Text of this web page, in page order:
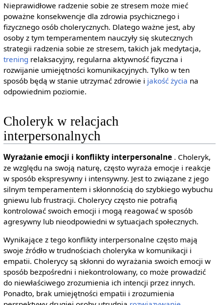
Nieprawidłowe radzenie sobie ze stresem może mieć
poważne konsekwencje dla zdrowia psychicznego i
fizycznego osób cholerycznych. Dlatego ważne jest, aby
osoby z tym temperamentem nauczyły się skutecznych
strategii radzenia sobie ze stresem, takich jak medytacja,
trening relaksacyjny, regularna aktywność fizyczna i
rozwijanie umiejętności komunikacyjnych. Tylko w ten
sposób będą w stanie utrzymać zdrowie i jakość życia na
odpowiednim poziomie.
Choleryk w relacjach
interpersonalnych
Wyrażanie emocji i konflikty interpersonalne . Choleryk,
ze względu na swoją naturę, często wyraża emocje i reakcje
w sposób ekspresywny i intensywny. Jest to związane z jego
silnym temperamentem i skłonnością do szybkiego wybuchu
gniewu lub frustracji. Cholerycy często nie potrafią
kontrolować swoich emocji i mogą reagować w sposób
agresywny lub nieodpowiedni w sytuacjach społecznych.
Wynikające z tego konflikty interpersonalne często mają
swoje źródło w trudnościach choleryka w komunikacji i
empatii. Cholerycy są skłonni do wyrażania swoich emocji w
sposób bezpośredni i niekontrolowany, co może prowadzić
do niewłaściwego zrozumienia ich intencji przez innych.
Ponadto, brak umiejętności empatii i zrozumienia